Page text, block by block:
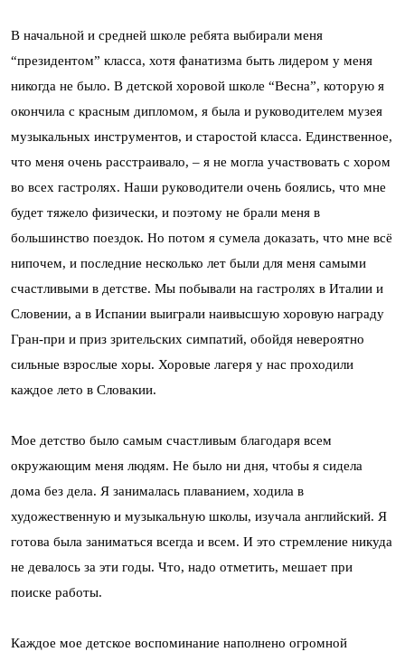
В начальной и средней школе ребята выбирали меня
“президентом” класса, хотя фанатизма быть лидером у меня
никогда не было. В детской хоровой школе “Весна”, которую я
окончила с красным дипломом, я была и руководителем музея
музыкальных инструментов, и старостой класса. Единственное,
что меня очень расстраивало, – я не могла участвовать с хором
во всех гастролях. Наши руководители очень боялись, что мне
будет тяжело физически, и поэтому не брали меня в
большинство поездок. Но потом я сумела доказать, что мне всё
нипочем, и последние несколько лет были для меня самыми
счастливыми в детстве. Мы побывали на гастролях в Италии и
Словении, а в Испании выиграли наивысшую хоровую награду
Гран-при и приз зрительских симпатий, обойдя невероятно
сильные взрослые хоры. Хоровые лагеря у нас проходили
каждое лето в Словакии.
Мое детство было самым счастливым благодаря всем
окружающим меня людям. Не было ни дня, чтобы я сидела
дома без дела. Я занималась плаванием, ходила в
художественную и музыкальную школы, изучала английский. Я
готова была заниматься всегда и всем. И это стремление никуда
не девалось за эти годы. Что, надо отметить, мешает при
поиске работы.
Каждое мое детское воспоминание наполнено огромной